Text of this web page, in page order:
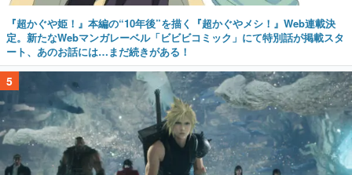
『超かぐや姫！』本編の“10年後”を描く『超かぐやメシ！』Web連載決
定。新たなWebマンガレーベル「ビビビコミック」にて特別話が掲載スタ
ート、あのお話には…まだ続きがある！
5